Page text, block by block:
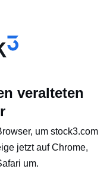
veralteten
um stock3.com
jetzt auf Chrome,
um.